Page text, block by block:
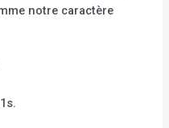
notre caractère